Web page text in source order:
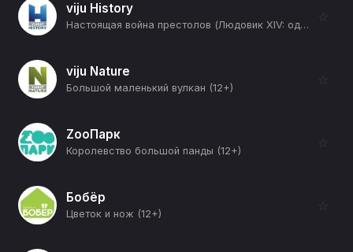
viju History
Настоящая война престолов (Людовик XIV: один король, один закон, одна вера - 1680-1689) (12+)
☆
viju Nature
Большой маленький вулкан (12+)
☆
ZooПарк
Королевство большой панды (12+)
☆
Бобёр
Цветок и нож (12+)
☆